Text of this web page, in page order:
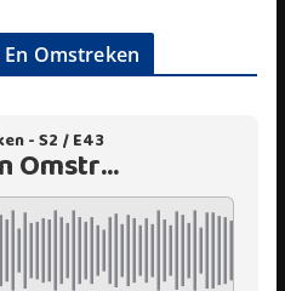
En Omstreken